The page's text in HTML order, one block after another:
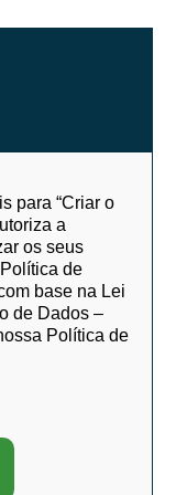
para “Criar o
a
os seus
de
base na Lei
de Dados –
Política de